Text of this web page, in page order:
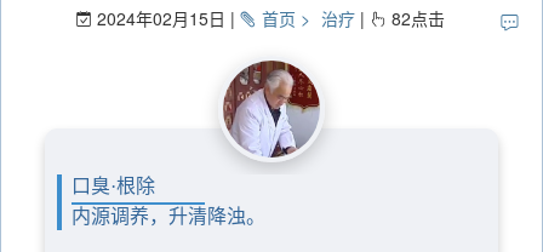
2024年02月15日 首页 治疗 82点击
口臭·根除
内源调养，升清降浊。